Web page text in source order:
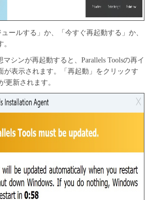
ュールする」か、「今すぐ再起動する」か、
マシンが再起動すると、Parallels Toolsの再イ
が表示されます。「再起動」をクリックす
更新されます。